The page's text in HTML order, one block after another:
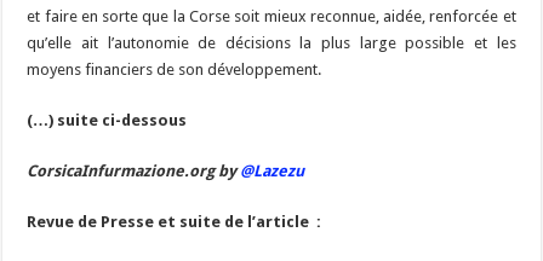
et faire en sorte que la Corse soit mieux reconnue, aidée, renforcée et
qu’elle ait l’autonomie de décisions la plus large possible et les
moyens financiers de son développement.
(…) suite ci-dessous
CorsicaInfurmazione.org by@Lazezu
Revue de Presse et suite de l’article :